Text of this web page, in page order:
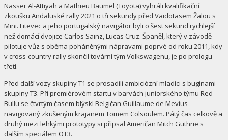
Nasser Al-Attiyah a Mathieu Baumel (Toyota) vyhráli kvalifikační
zkoušku Andaluské rally 2021 o tři sekundy před Vaidotasem Žalou s
Mini. Litevec a jeho portugalský navigátor byli o šest sekund rychlejší
než domácí dvojice Carlos Sainz, Lucas Cruz. Španěl, který v závodě
pilotuje vůz s oběma poháněnými nápravami poprvé od roku 2011, kdy
v cross-country rally skončil tovární tým Volkswagenu, je po prologu
třetí.
Před další vozy skupiny T1 se prosadili ambiciózní mladíci s buginami
skupiny T3. Při premiérovém startu v barvách juniorského týmu Red
Bullu se čtvrtým časem blýskl Belgičan Guillaume de Mevius
navigovaný zkušeným krajanem Tomem Colsoulem. Pátý čas celkově a
druhý mezi lehkými prototypy si připsal Američan Mitch Guthrie s
dalším speciálem OT3.